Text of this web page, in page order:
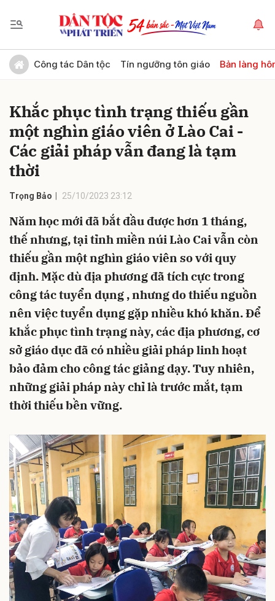
Công tác Dân tộc Tín ngưỡng tôn giáo Bản làng
Khắc phục tình trạng thiếu gần
một nghìn giáo viên ở Lào Cai -
Các giải pháp vẫn đang là tạm
thời
Trọng Bảo 25/10/2023 23:12
Năm học mới đã bắt đầu được hơn 1 tháng,
thế nhưng, tại tỉnh miền núi Lào Cai vẫn còn
thiếu gần một nghìn giáo viên so với quy
định. Mặc dù địa phương đã tích cực trong
công tác tuyển dụng , nhưng do thiếu nguồn
nên việc tuyển dụng gặp nhiều khó khăn. Để
khắc phục tình trạng này, các địa phương, cơ
sở giáo dục đã có nhiều giải pháp linh hoạt
bảo đảm cho công tác giảng dạy. Tuy nhiên,
những giải pháp này chỉ là trước mắt, tạm
thời thiếu bền vững.
Gửi bình luận